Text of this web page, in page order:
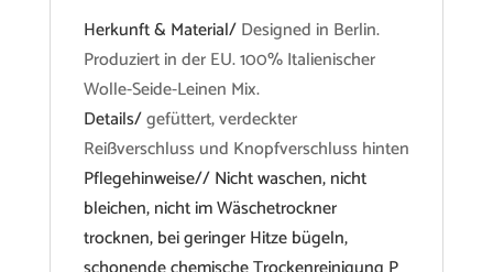
Herkunft & Material/Designed in Berlin.
Produziert in der EU. 100% Italienischer
Wolle-Seide-Leinen Mix.
Details/gefüttert, verdeckter
Reißverschluss und Knopfverschluss hinten
Pflegehinweise// Nicht waschen, nicht
bleichen, nicht im Wäschetrockner
trocknen, bei geringer Hitze bügeln,